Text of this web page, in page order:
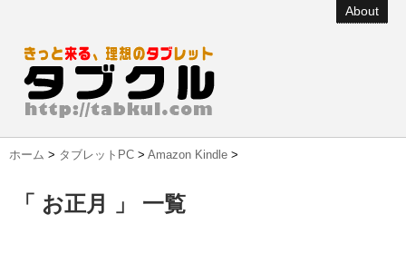
About
ホーム > タブレットPC > Amazon Kindle >
「 お正月 」 一覧